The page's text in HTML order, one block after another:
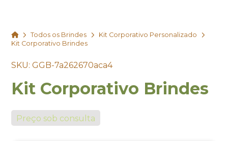
HomeTodos os Brindes
Kit Corporativo Personalizado
Kit Corporativo Brindes
SKU: GGB-7a262670aca4
Kit Corporativo Brindes
Preço sob consulta